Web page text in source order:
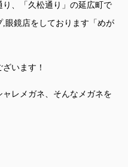
、「久松通り」の延広町で
眼鏡店をしております「めが
います！
レメガネ、そんなメガネを